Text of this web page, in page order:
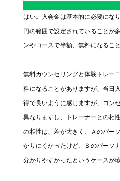
はい。入会金は基本的に必要にな
円の範囲で設定されていることが
ンやコースで半額、無料になるこ
無料カウンセリングと体験トレー
料になることがありますが、当日
得で良いように感じますが、コン
異なりますし、トレーナーとの相
の相性は、差が大きく、Ａのパー
かりにくかったけど、Ｂのパーソ
分かりやすかったというケースが